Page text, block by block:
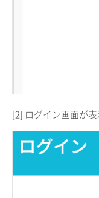
[2] ログイン画面が